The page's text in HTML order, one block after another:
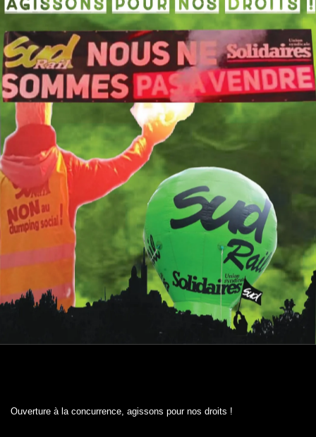
Ouverture à la concurrence, agissons pour nos droits !